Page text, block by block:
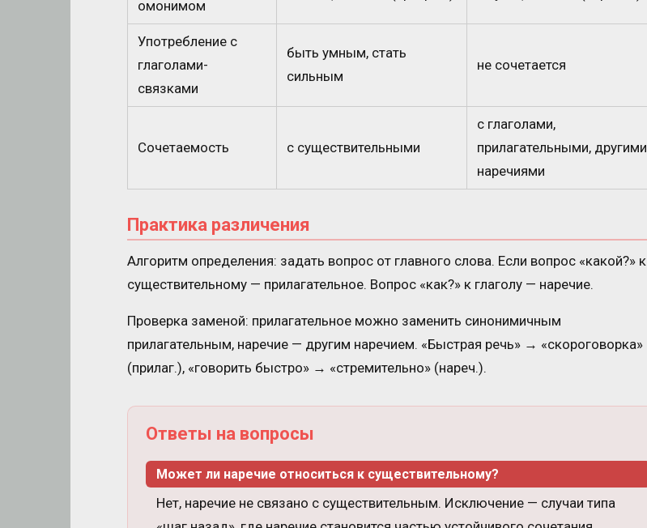
омонимом
Употребление с
глаголами-
связками
быть умным, стать
сильным
не сочетается
Сочетаемость с существительными
с глаголами,
прилагательными, другими
наречиями
Практика различения
Алгоритм определения: задать вопрос от главного слова. Если вопрос «какой?» к
существительному — прилагательное. Вопрос «как?» к глаголу — наречие.
Проверка заменой: прилагательное можно заменить синонимичным
прилагательным, наречие — другим наречием. «Быстрая речь» → «скороговорка»
(прилаг.), «говорить быстро» → «стремительно» (нареч.).
Ответы на вопросы
Может ли наречие относиться к существительному?
Нет, наречие не связано с существительным. Исключение — случаи типа